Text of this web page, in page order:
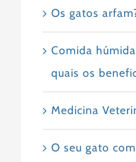
Os gatos
Comida
quais os
Medicina
O seu gato